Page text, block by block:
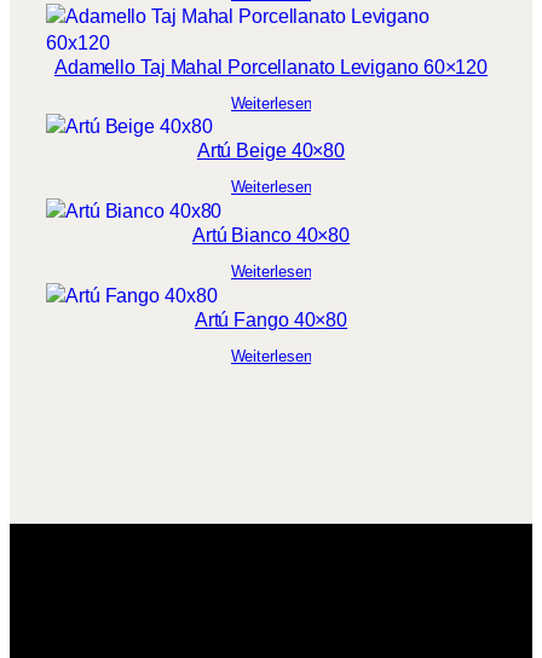
Adamello Taj Mahal Porcellanato Levigano 60×120
Weiterlesen
Artú Beige 40×80
Weiterlesen
Artú Bianco 40×80
Weiterlesen
Artú Fango 40×80
Weiterlesen